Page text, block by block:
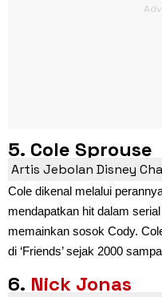
5. Cole Sprouse
Artis Jebolan Disney
Cole dikenal melalui
mendapatkan hit dalam
memainkan sosok Cody.
di ‘Friends’ sejak 2000
6. Nick Jonas